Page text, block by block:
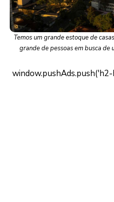
Temos um grande estoque de
grande de pessoas em busca de